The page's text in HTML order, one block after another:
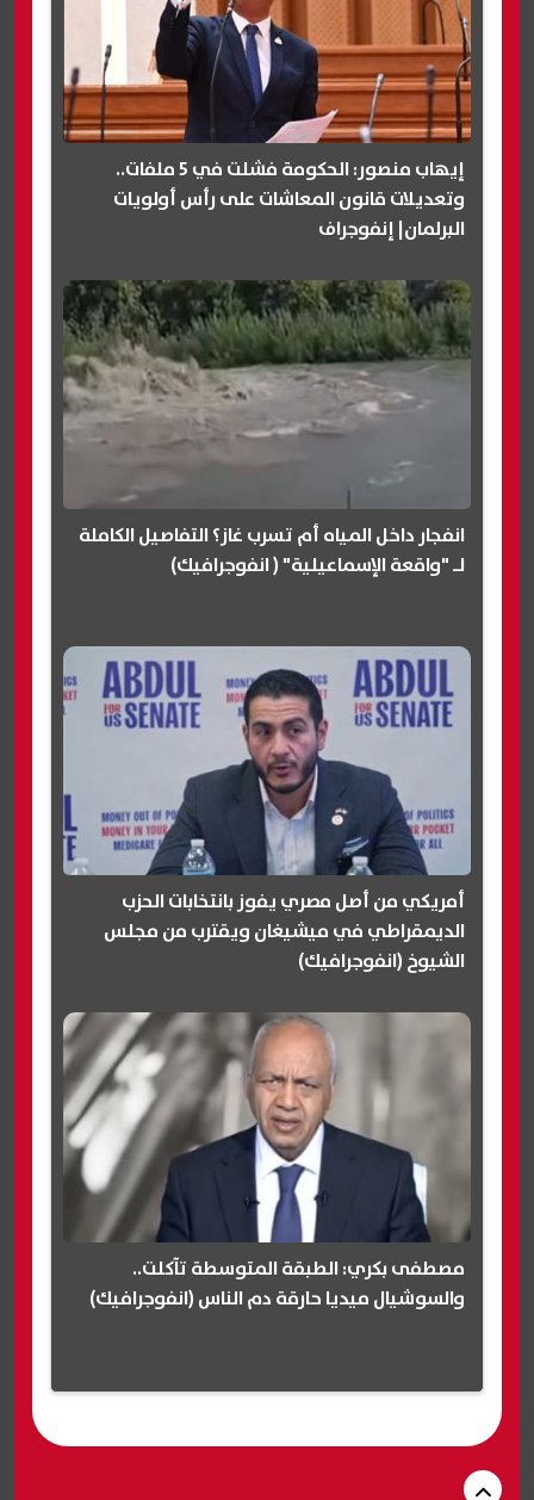
إيهاب منصور: الحكومة فشلت في 5 ملفات..
وتعديلات قانون المعاشات على رأس أولويات
البرلمان| إنفوجراف
انفجار داخل المياه أم تسرب غاز؟ التفاصيل الكاملة
لـ "واقعة الإسماعيلية" ( انفوجرافيك)
أمريكي من أصل مصري يفوز بانتخابات الحزب
الديمقراطي في ميشيغان ويقترب من مجلس
الشيوخ (انفوجرافيك)
مصطفى بكري: الطبقة المتوسطة تآكلت..
والسوشيال ميديا حارقة دم الناس (انفوجرافيك)